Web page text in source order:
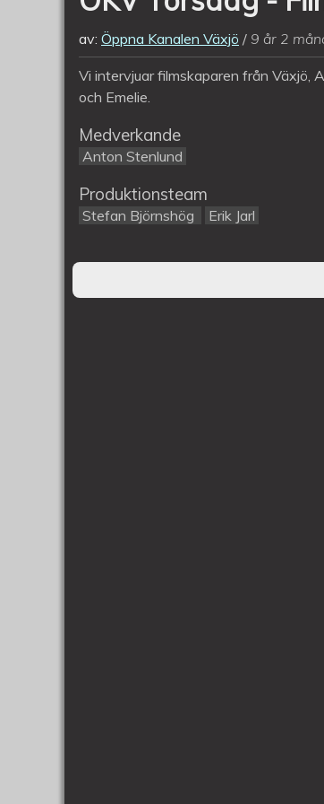
av: Öppna Kanalen Växjö 9 år 2
Vi intervjuar filmskaparen från Växjö,
och Emelie.
Medverkande
Anton Stenlund
Produktionsteam
Stefan Björnshög Erik Jarl